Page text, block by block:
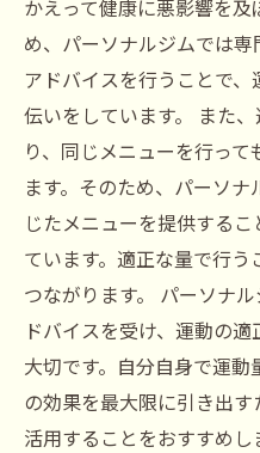
かえって健康に悪影響を
め、パーソナルジムでは
アドバイスを行うことで
伝いをしています。 また
り、同じメニューを行っ
ます。そのため、パーソ
じたメニューを提供する
ています。適正な量で行
つながります。 パーソナ
ドバイスを受け、運動の
大切です。自分自身で運
の効果を最大限に引き出
活用することをおすすめし